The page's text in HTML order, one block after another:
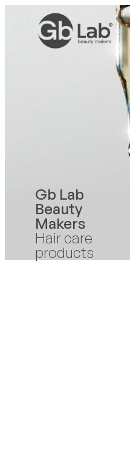
Gb Lab
Beauty
Makers
Hair care
products